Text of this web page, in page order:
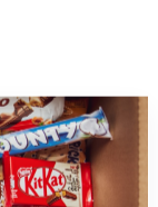
Drift et